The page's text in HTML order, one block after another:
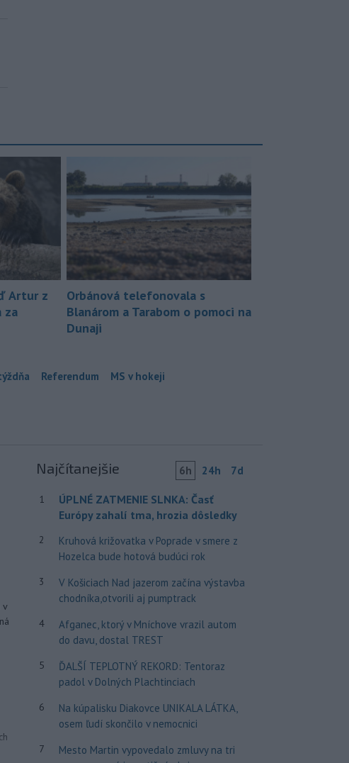
Artur z
za
Orbánová telefonovala s
Blanárom a Tarabom o pomoci na
Dunaji
Referendum MS v hokeji
v
Najčítanejšie 6h 24h 7d
1
ÚPLNÉ ZATMENIE SLNKA: Časť
Európy zahalí tma, hrozia dôsledky
2
Kruhová križovatka v Poprade v smere z
Hozelca bude hotová budúci rok
3
V Košiciach Nad jazerom začína výstavba
chodníka,otvorili aj pumptrack
4
Afganec, ktorý v Mníchove vrazil autom
do davu, dostal TREST
5
ĎALŠÍ TEPLOTNÝ REKORD: Tentoraz
padol v Dolných Plachtinciach
6
Na kúpalisku Diakovce UNIKALA LÁTKA,
osem ľudí skončilo v nemocnici
7
Mesto Martin vypovedalo zmluvy na tri